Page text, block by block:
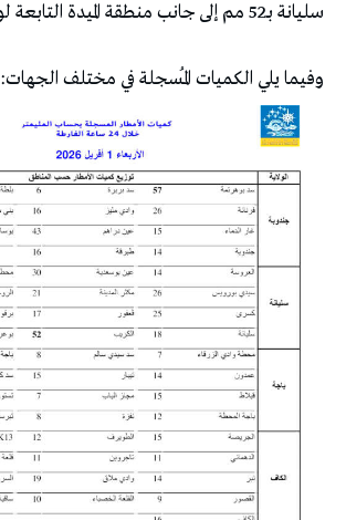
سليانة بـ52 مم إلى جانب منطقة الميدة التابعة لولاية نابل بـ50 مم.
وفيما يلي الكميات المُسجلة في مختلف الجهات: